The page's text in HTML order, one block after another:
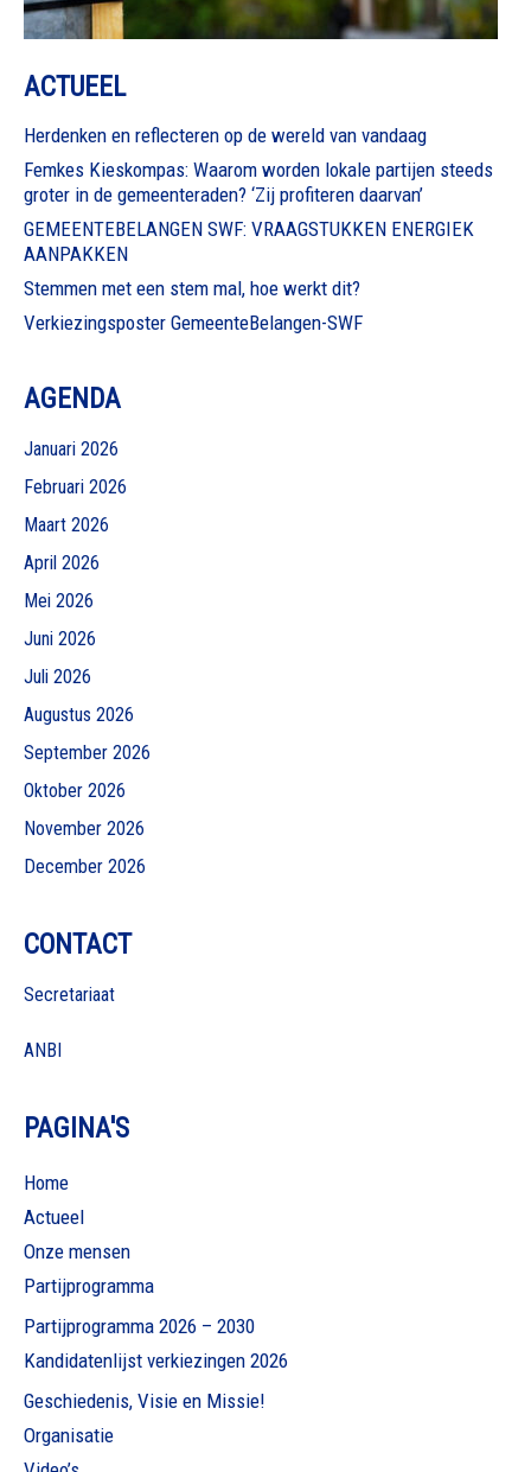
ACTUEEL
Herdenken en reflecteren op de wereld van vandaag
Femkes Kieskompas: Waarom worden lokale partijen steeds
groter in de gemeenteraden? ‘Zij profiteren daarvan’
GEMEENTEBELANGEN SWF: VRAAGSTUKKEN ENERGIEK
AANPAKKEN
Stemmen met een stem mal, hoe werkt dit?
Verkiezingsposter GemeenteBelangen-SWF
AGENDA
Januari 2026
Februari 2026
Maart 2026
April 2026
Mei 2026
Juni 2026
Juli 2026
Augustus 2026
September 2026
Oktober 2026
November 2026
December 2026
CONTACT
Secretariaat
ANBI
PAGINA'S
Home
Actueel
Onze mensen
Partijprogramma
Partijprogramma 2026 – 2030
Kandidatenlijst verkiezingen 2026
Geschiedenis, Visie en Missie!
Organisatie